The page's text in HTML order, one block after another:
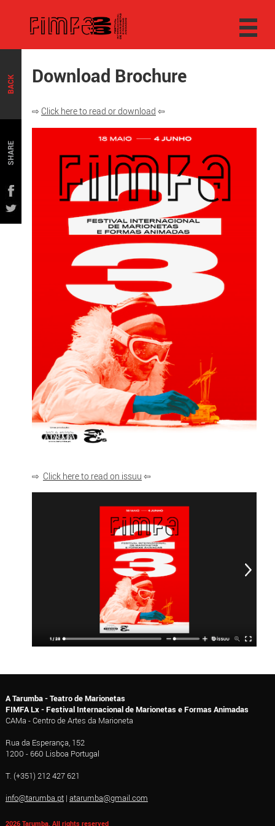
BACK
SHARE
Download Brochure
⇨ Click here to read or download ⇦
⇨ Click here to read on issuu ⇦
A Tarumba - Teatro de Marionetas
FIMFA Lx - Festival Internacional de Marionetas e Formas Animadas
CAMa - Centro de Artes da Marioneta
Rua da Esperança, 152
1200 - 660 Lisboa Portugal
T. (+351) 212 427 621
info@tarumba.pt| atarumba@gmail.com
2026 Tarumba, All rights reserved